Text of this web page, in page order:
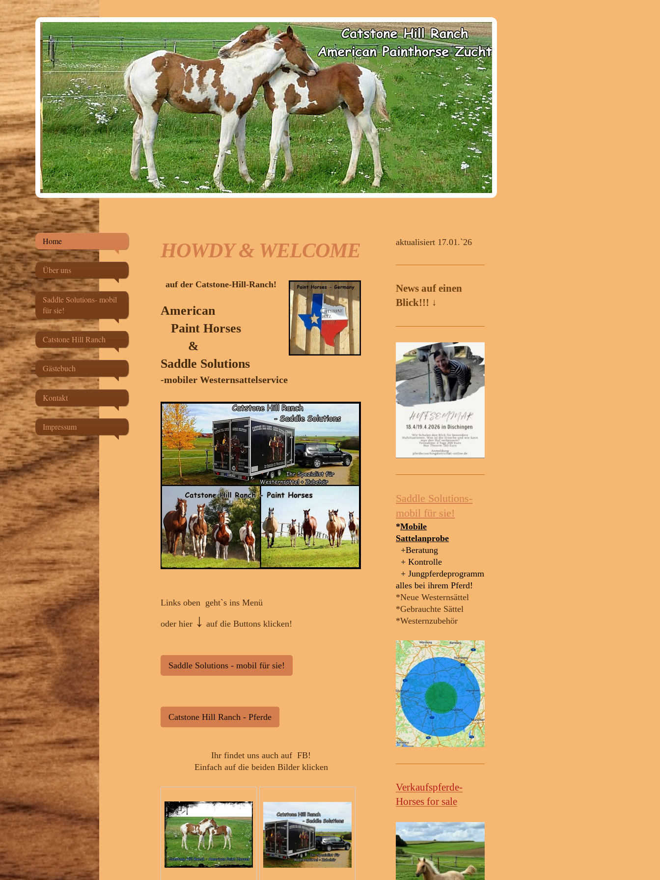
Home
Über uns
Saddle Solutions- mobil
für sie!
Catstone Hill Ranch
Gästebuch
Kontakt
Impressum
HOWDY & WELCOME
auf der Catstone-Hill-Ranch!
American
Paint Horses
&
Saddle Solutions
-mobiler Westernsattelservice
Links oben geht`s ins Menü
oder hier ↓ auf die Buttons klicken!
Saddle Solutions - mobil für sie!
Catstone Hill Ranch - Pferde
Ihr findet uns auch auf FB!
Einfach auf die beiden Bilder klicken
aktualisiert 17.01.`26
News auf einen
Blick!!! ↓
Saddle Solutions-
mobil für sie!
*Mobile
Sattelanprobe
+Beratung
+ Kontrolle
+ Jungpferdeprogramm
alles bei ihrem Pferd!
*Neue Westernsättel
*Gebrauchte Sättel
*Westernzubehör
Verkaufspferde-
Horses for sale